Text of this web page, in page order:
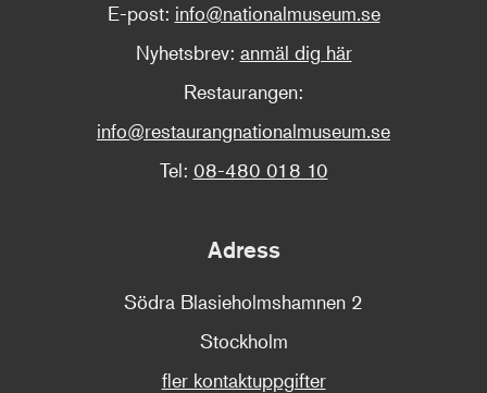
E-post: info@nationalmuseum.se
Nyhetsbrev: anmäl dig här
Restaurangen:
info@restaurangnationalmuseum.se
Tel: 08-480 018 10
Adress
Södra Blasieholmshamnen 2
Stockholm
fler kontaktuppgifter